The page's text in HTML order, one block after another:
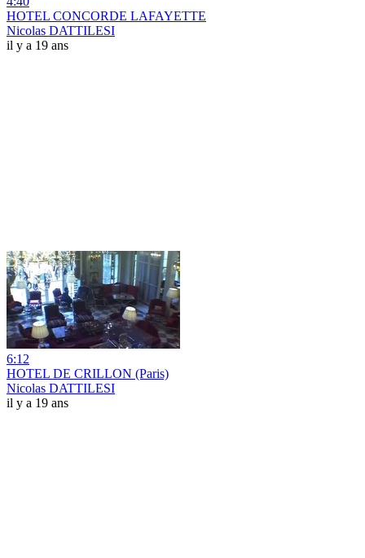
HOTEL CONCORDE LAFAYETTE
Nicolas DATTILESI
il y a 19 ans
6:12
HOTEL DE CRILLON (Paris)
Nicolas DATTILESI
il y a 19 ans